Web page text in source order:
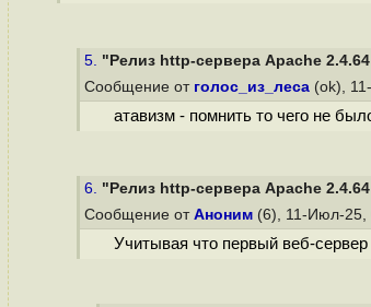
5. "Релиз http-сервера Apache
Сообщение от голос_из_леса (ok),
атавизм - помнить то чего не
6. "Релиз http-сервера Apache
Сообщение от Аноним (6), 11-Июл-25,
Учитывая что первый веб-сервер